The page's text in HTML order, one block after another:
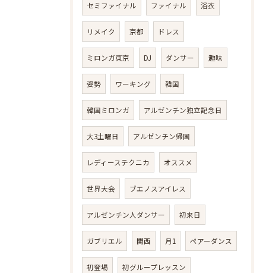
セミファイナル ファイナル 浴衣
リメイク 京都 ドレス
ミロンガ東京 DJ ダンサー 趣味
姿勢 ワーキング 韓国
韓国ミロンガ アルゼンチン独立記念日
大3土曜日 アルゼンチン帰国
レディーステクニカ オススメ
世界大会 ブエノスアイレス
アルゼンチン人ダンサー 初来日
ガブリエル 関西 月1 ペアーダンス
初登場 初グループレッスン